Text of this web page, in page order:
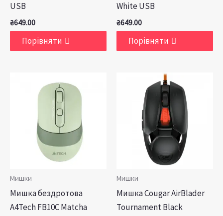
USB
₴649.00
Порівняти
White USB
₴649.00
Порівняти
Мишки
Мишка бездротова
A4Tech FB10C Matcha
Мишки
Мишка Cougar AirBlader
Tournament Black